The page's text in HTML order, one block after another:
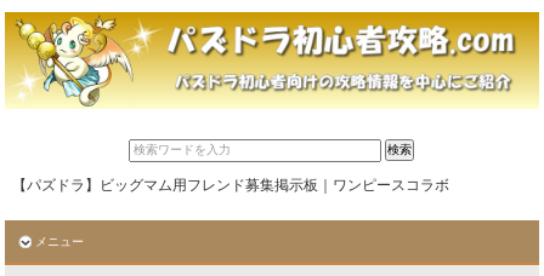
【パズドラ】ビッグマム用フレンド募集掲示板｜ワンピースコラボ
メニュー